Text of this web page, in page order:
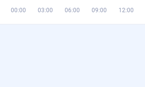
00:00 03:00 06:00 09:00 12:00